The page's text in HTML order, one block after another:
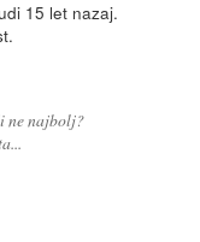
15 let nazaj.
ne najbolj?